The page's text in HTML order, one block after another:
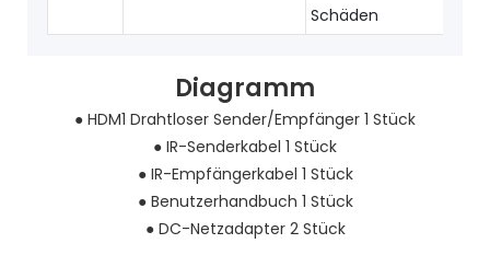
Schäden
Diagramm
● HDM1 Drahtloser Sender/Empfänger 1 Stück
● IR-Senderkabel 1 Stück
● IR-Empfängerkabel 1 Stück
● Benutzerhandbuch 1 Stück
● DC-Netzadapter 2 Stück